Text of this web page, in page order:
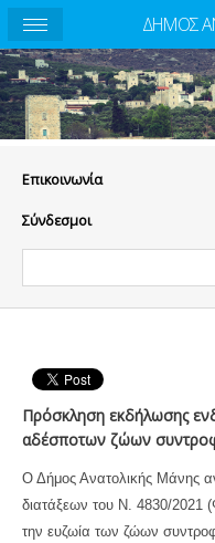
Eπικοινωνία
Σύνδεσμοι
Πρόσκληση εκδήλωσης
αδέσποτων ζώων
Ο Δήμος Ανατολικής Μάνης
διατάξεων του Ν. 4830/2021
την ευζωία των ζώων
ΔΗΜΟΣ